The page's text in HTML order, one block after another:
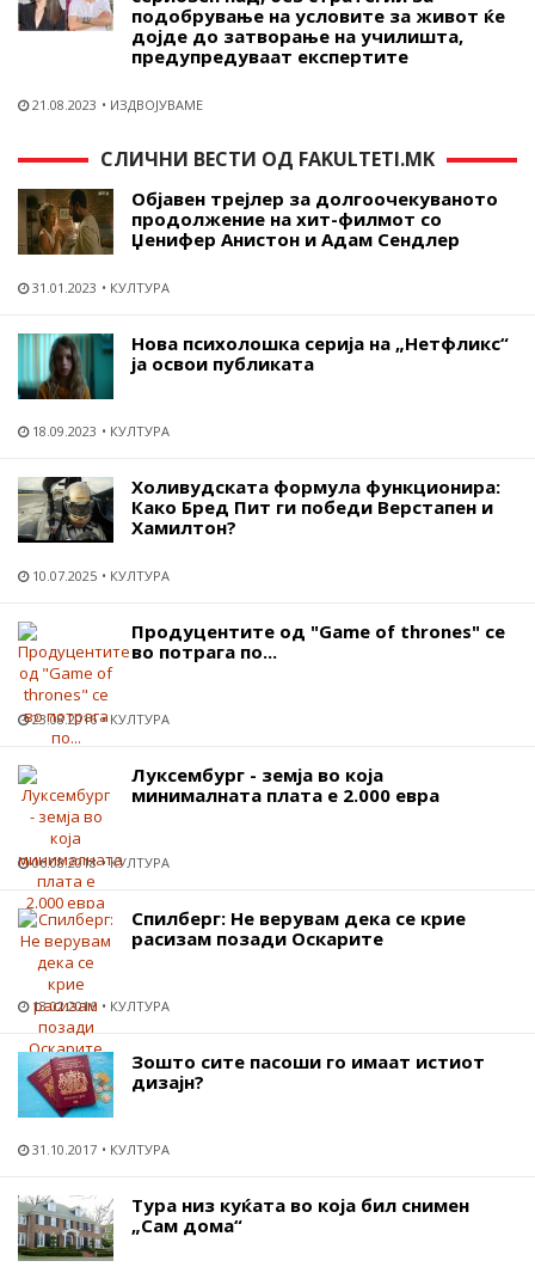
подобрување на условите за живот ќе
дојде до затворање на училишта,
предупредуваат експертите
21.08.2023 ИЗДВОЈУВАМЕ
СЛИЧНИ ВЕСТИ ОД FAKULTETI.MK
Објавен трејлер за долгоочекуваното
продолжение на хит-филмот со
Џенифер Анистон и Адам Сендлер
31.01.2023 КУЛТУРА
Нова психолошка серија на „Нетфликс“
ја освои публиката
18.09.2023 КУЛТУРА
Холивудската формула функционира:
Како Бред Пит ги победи Верстапен и
Хамилтон?
10.07.2025 КУЛТУРА
Продуцентите од "Game of thrones" се
во потрага по...
23.08.2016 КУЛТУРА
Луксембург - земја во која
минималната плата е 2.000 евра
06.08.2018 КУЛТУРА
Спилберг: Не верувам дека се крие
расизам позади Оскарите
13.02.2016 КУЛТУРА
Зошто сите пасоши го имаат истиот
дизајн?
31.10.2017 КУЛТУРА
Тура низ куќата во која бил снимен
„Сам дома“